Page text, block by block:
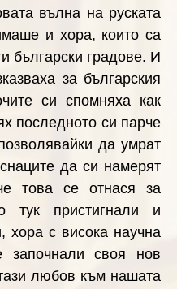
вълна на руската
и хора, които са
български градове. И
за българския
си спомняха как
последното си парче
да умрат
да си намерят
това се отнася за
тук пристигнали и
хора с висока научна
започнали своя нов
любов към нашата